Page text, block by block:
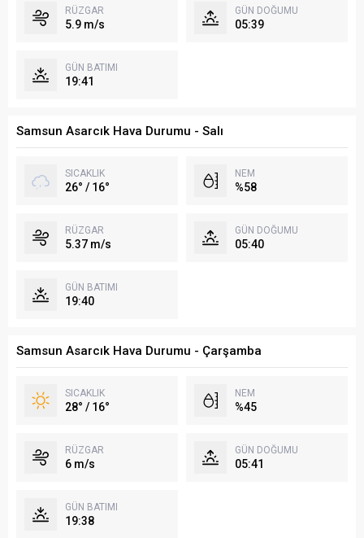
RÜZGAR
5.9 m/s
GÜN DOĞUMU
05:39
GÜN BATIMI
19:41
Samsun Asarcık Hava Durumu - Salı
SICAKLIK
26° / 16°
NEM
%58
RÜZGAR
5.37 m/s
GÜN DOĞUMU
05:40
GÜN BATIMI
19:40
Samsun Asarcık Hava Durumu - Çarşamba
SICAKLIK
28° / 16°
NEM
%45
RÜZGAR
6 m/s
GÜN DOĞUMU
05:41
GÜN BATIMI
19:38